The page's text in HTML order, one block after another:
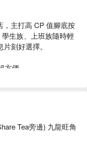
，主打高 CP 值腳底按
生族、上班族隨時輕
刻好選擇。
方便
預訂
Tea旁邊) 九龍旺角